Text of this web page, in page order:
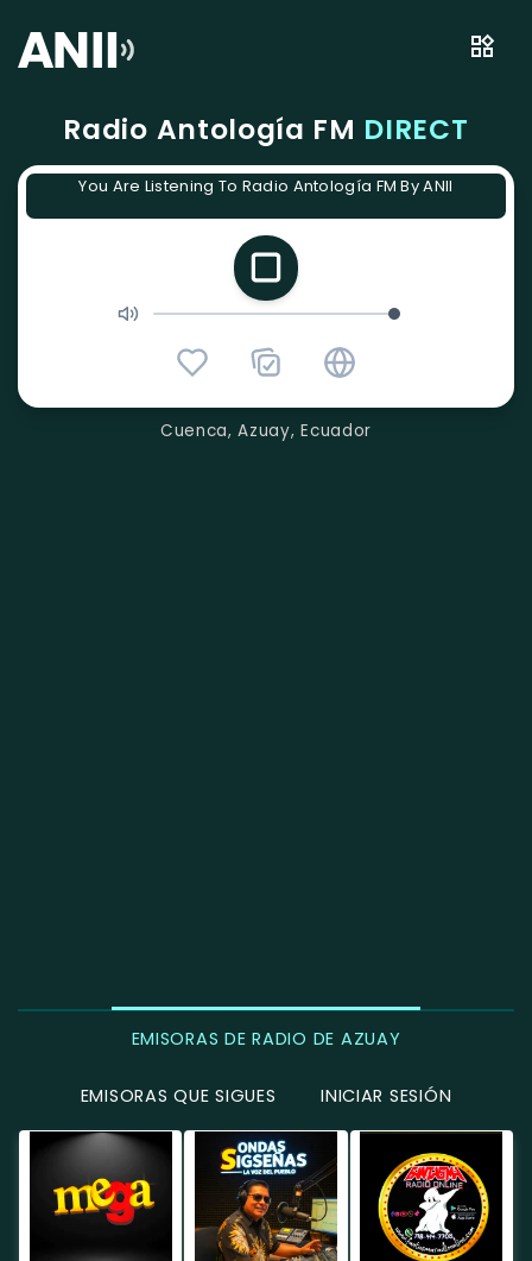
Radio Antología FM DIRECT
You Are Listening To Radio Antología FM By ANII
Cuenca, Azuay, Ecuador
EMISORAS DE RADIO DE AZUAY
EMISORAS QUE SIGUES INICIAR SESIÓN